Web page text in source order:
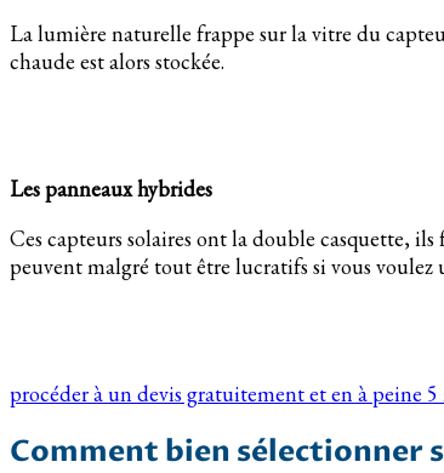
La lumière naturelle frappe sur la vitre du
chaude est alors stockée.
Les panneaux hybrides
Ces capteurs solaires ont la double casquette,
peuvent malgré tout être lucratifs si vous voulez
procéder à un devis gratuitement et en à peine
Comment bien sélectionner